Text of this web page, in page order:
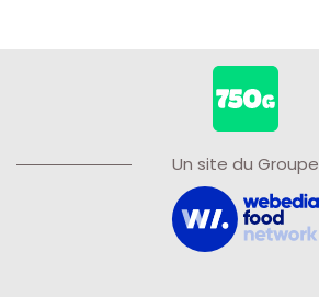
Un site du Groupe